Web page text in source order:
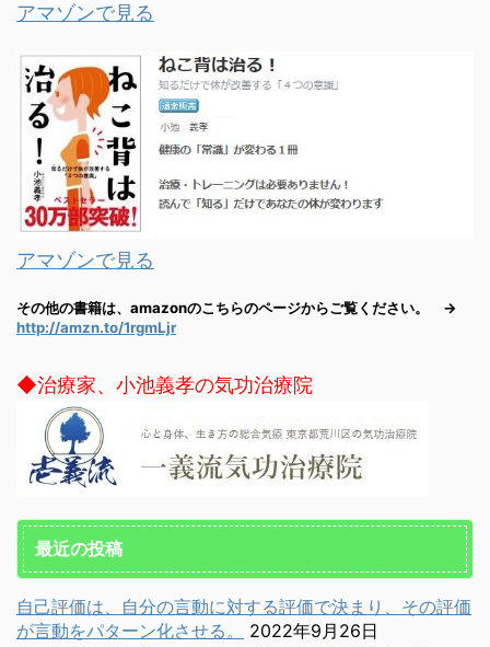
アマゾンで見る
アマゾンで見る
その他の書籍は、amazonのこちらのページからご覧ください。 →
http://amzn.to/1rgmLjr
◆治療家、小池義孝の気功治療院
最近の投稿
自己評価は、自分の言動に対する評価で決まり、その評価
が言動をパターン化させる。
2022年9月26日